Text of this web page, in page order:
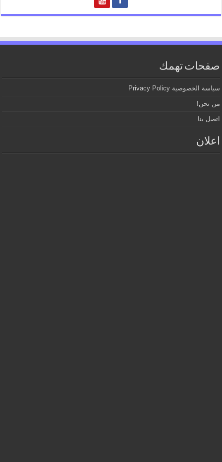
صفحات تهمك
سياسة الخصوصية Privacy Policy
من نحن!
اتصل بنا
اعلان